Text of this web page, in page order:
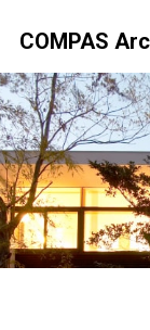
COMPAS